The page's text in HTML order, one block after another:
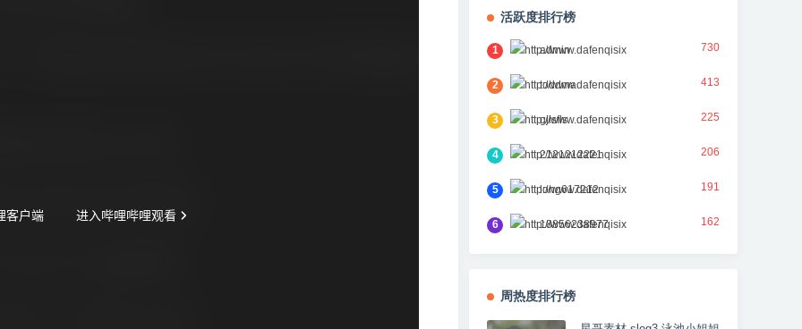
活跃度排行榜
1 admin 730
2 toddma 413
3 gjlsfls 225
4 2121212221 206
5 long617212 191
6 18856238977 162
周热度排行榜